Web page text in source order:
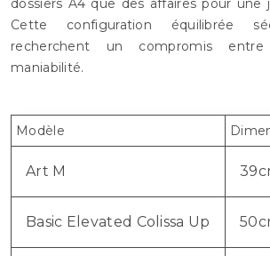
dossiers A4 que des affaires pour une
Cette configuration équilibrée
recherchent un compromis
maniabilité.
Modèle
Art M
Basic Elevated Colissa Up